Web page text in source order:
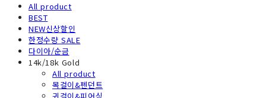
All product
BEST
NEW신상할인
한정수량 SALE
다이아/순금
14k/18k Gold
All product
목걸이&펜던트